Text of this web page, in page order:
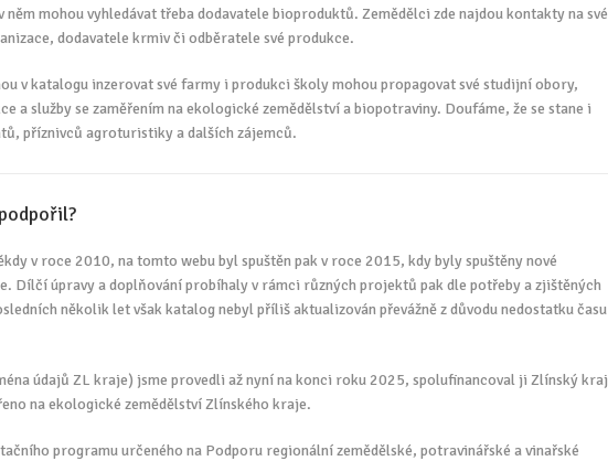
mohou vyhledávat třeba dodavatele bioproduktů. Zemědělci zde najdou kontakty na své
dodavatele krmiv či odběratele své produkce.
v katalogu inzerovat své farmy i produkci školy mohou propagovat své studijní obory,
a služby se zaměřením na ekologické zemědělství a biopotraviny. Doufáme, že se stane i
příznivců agroturistiky a dalších zájemců.
v roce 2010, na tomto webu byl spuštěn pak v roce 2015, kdy byly spuštěny nové
Dílčí úpravy a doplňování probíhaly v rámci různých projektů pak dle potřeby a zjištěných
několik let však katalog nebyl příliš aktualizován převážně z důvodu nedostatku času
údajů ZL kraje) jsme provedli až nyní na konci roku 2025, spolufinancoval ji Zlínský kraj
na ekologické zemědělství Zlínského kraje.
programu určeného na Podporu regionální zemědělské, potravinářské a vinařské